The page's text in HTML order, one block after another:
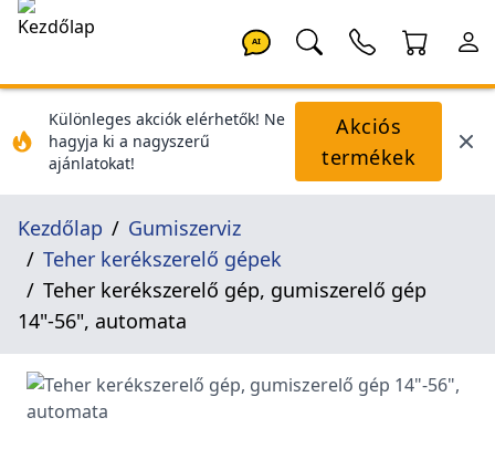
AI
Különleges akciók elérhetők! Ne
hagyja ki a nagyszerű
ajánlatokat!
Akciós
termékek
Kezdőlap
Gumiszerviz
Teher kerékszerelő gépek
Teher kerékszerelő gép, gumiszerelő gép
14"-56", automata